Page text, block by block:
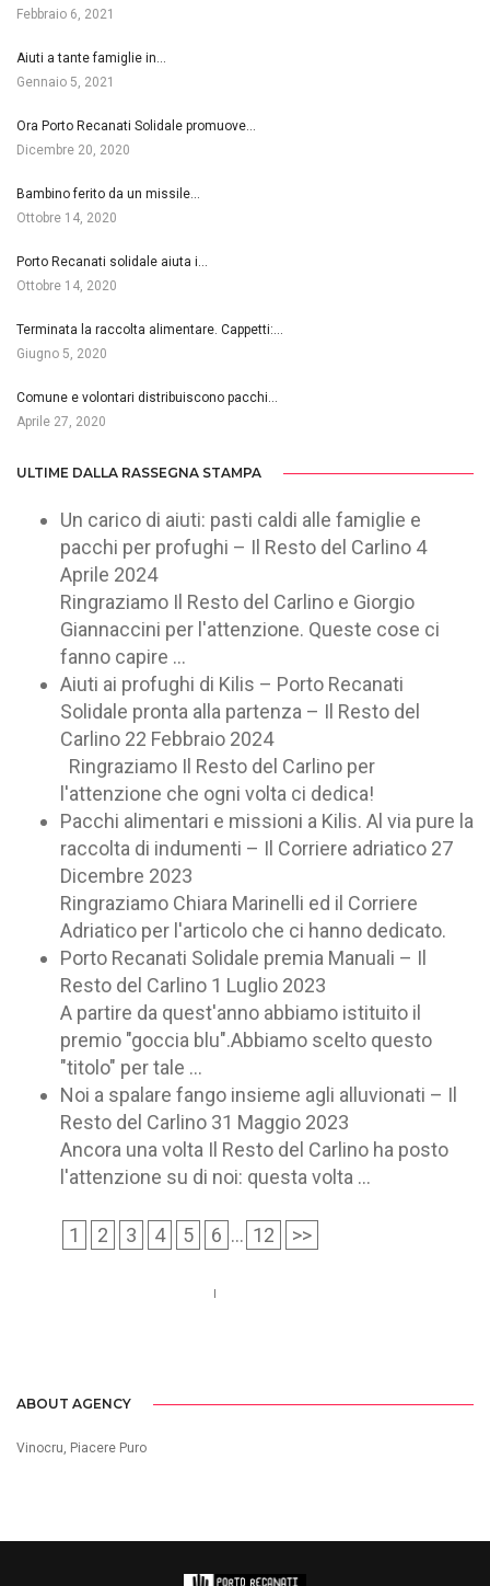
Febbraio 6, 2021
Aiuti a tante famiglie in…
Gennaio 5, 2021
Ora Porto Recanati Solidale promuove…
Dicembre 20, 2020
Bambino ferito da un missile…
Ottobre 14, 2020
Porto Recanati solidale aiuta i…
Ottobre 14, 2020
Terminata la raccolta alimentare. Cappetti:…
Giugno 5, 2020
Comune e volontari distribuiscono pacchi…
Aprile 27, 2020
ULTIME DALLA RASSEGNA STAMPA
Un carico di aiuti: pasti caldi alle famiglie e
pacchi per profughi – Il Resto del Carlino 4
Aprile 2024
Ringraziamo Il Resto del Carlino e Giorgio
Giannaccini per l'attenzione. Queste cose ci
fanno capire ...
Aiuti ai profughi di Kilis – Porto Recanati
Solidale pronta alla partenza – Il Resto del
Carlino 22 Febbraio 2024
Ringraziamo Il Resto del Carlino per
l'attenzione che ogni volta ci dedica!
Pacchi alimentari e missioni a Kilis. Al via pure la
raccolta di indumenti – Il Corriere adriatico 27
Dicembre 2023
Ringraziamo Chiara Marinelli ed il Corriere
Adriatico per l'articolo che ci hanno dedicato.
Porto Recanati Solidale premia Manuali – Il
Resto del Carlino 1 Luglio 2023
A partire da quest'anno abbiamo istituito il
premio "goccia blu".Abbiamo scelto questo
"titolo" per tale ...
Noi a spalare fango insieme agli alluvionati – Il
Resto del Carlino 31 Maggio 2023
Ancora una volta Il Resto del Carlino ha posto
l'attenzione su di noi: questa volta ...
1 2 3 4 5 6 ... 12 >>
ABOUT AGENCY
Vinocru, Piacere Puro